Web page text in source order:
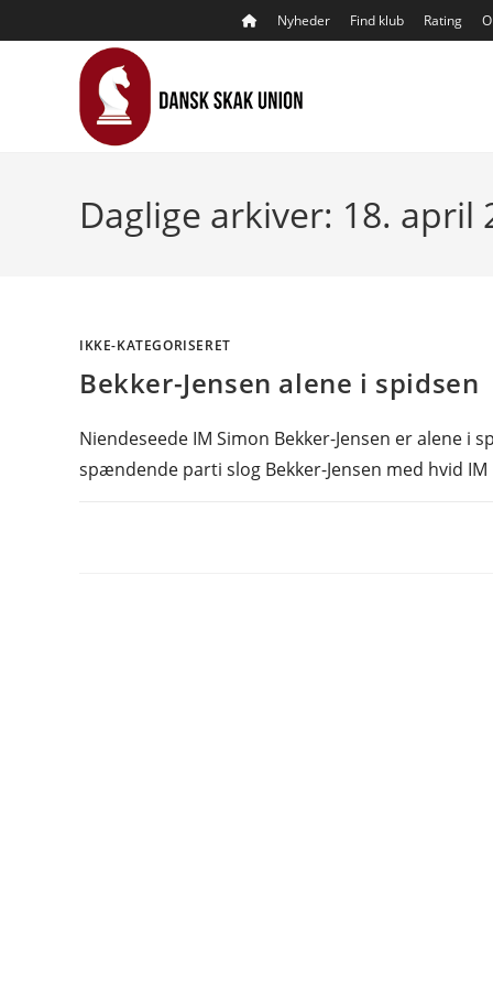
to
Nyheder Find klub Rating
Daglige arkiver: 18. april
IKKE-KATEGORISERET
Bekker-Jensen alene i spidsen
Niendeseede IM Simon Bekker-Jensen er alene
spændende parti slog Bekker-Jensen med hvid